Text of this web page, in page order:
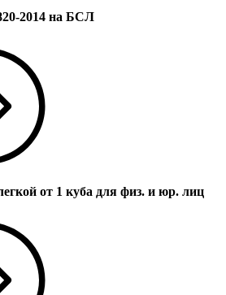
2014 на БСЛ
от 1 куба для физ. и юр. лиц